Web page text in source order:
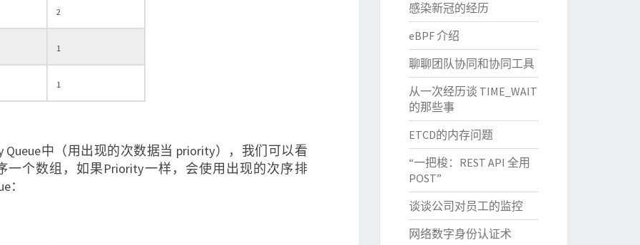
2
1
1
中（用出现的次数据当 priority），我们可以看
一个数组，如果Priority一样，会使用出现的次序排
：
感染新冠的经历
eBPF 介绍
聊聊团队协同和协同工具
从一次经历谈 TIME_WAIT
的那些事
ETCD的内存问题
“一把梭：REST API 全用
POST”
谈谈公司对员工的监控
网络数字身份认证术